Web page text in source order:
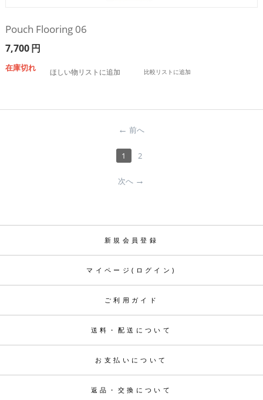
Pouch Flooring 06
7,700円
在庫切れ ほしい物リストに追加 比較リストに追加
前へ
1 2
次へ
新規会員登録
マイページ(ログイン)
ご利用ガイド
送料・配送について
お支払いについて
返品・交換について